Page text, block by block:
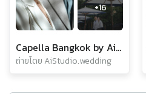
+16
Capella Bangkok by Ai Studio
ถ่ายโดย AiStudio.wedding